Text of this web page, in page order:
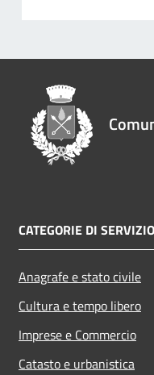
CATEGORIE DI SERVIZIO
Anagrafe e stato civile
Cultura e tempo libero
Imprese e Commercio
Catasto e urbanistica